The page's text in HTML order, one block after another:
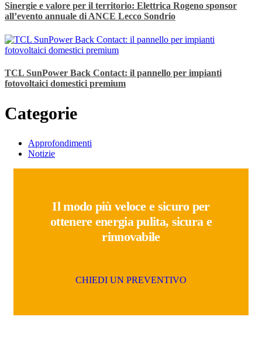
Sinergie e valore per il territorio: Elettrica Rogeno sponsor
all’evento annuale di ANCE Lecco Sondrio
TCL SunPower Back Contact: il pannello per impianti
fotovoltaici domestici premium
Categorie
Approfondimenti
Notizie
Il modo più veloce e sicuro per
ottenere energia pulita, sicura e
rinnovabile
CHIEDI UN PREVENTIVO